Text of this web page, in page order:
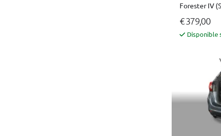
Forester IV
€ 379,00
Disponible